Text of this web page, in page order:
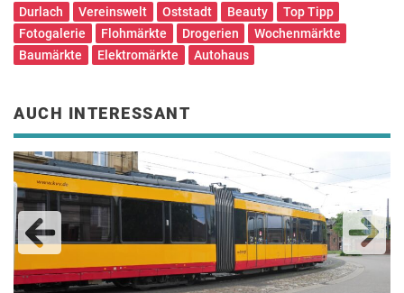
Durlach
Vereinswelt Oststadt Beauty
Top Tipp
Fotogalerie
Flohmärkte Drogerien
Wochenmärkte
Baumärkte
Elektromärkte Autohaus
AUCH INTERESSANT